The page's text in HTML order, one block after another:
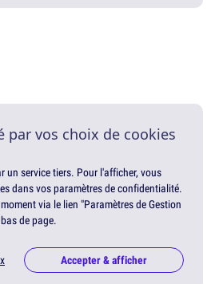
par vos choix de cookies
un service tiers. Pour l'afficher, vous
dans vos paramètres de confidentialité.
via le lien "Paramètres de Gestion
de page.
Accepter & afficher